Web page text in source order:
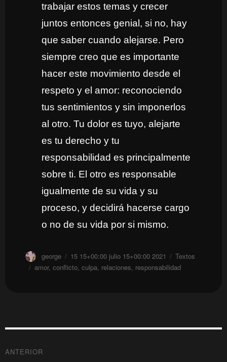
trabajar estos temas y crecer
juntos entonces genial, si no, hay
que saber cuando alejarse. Pero
siempre creo que es importante
hacer este movimiento desde el
respeto y el amor: reconociendo
tus sentimientos y sin imponerlos
al otro. Tu dolor es tuyo, alejarte
es tu derecho y tu
responsabilidad es principalmente
sobre ti. El otro es responsable
igualmente de su vida y su
proceso, y decidirá hacerse cargo
o no de su vida por si mismo.
Autor
george
Publicado
el
15 15+00:00 julio 15+00:00 2021 Categorías
Textos
Etiquetas
amor, conflicto, culpa, relaciones, responsabilidad
ANTERIOR